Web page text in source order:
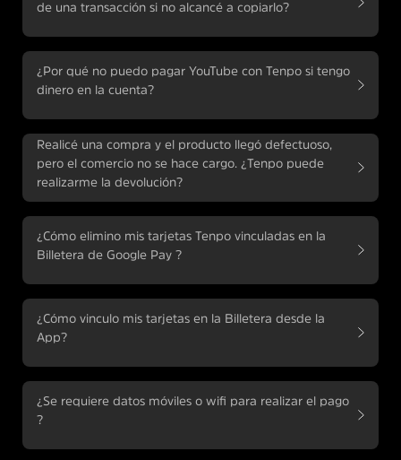
de una transacción si no alcancé a copiarlo?
¿Por qué no puedo pagar YouTube con Tenpo si tengo
dinero en la cuenta?
Realicé una compra y el producto llegó defectuoso,
pero el comercio no se hace cargo. ¿Tenpo puede
realizarme la devolución?
¿Cómo elimino mis tarjetas Tenpo vinculadas en la
Billetera de Google Pay ?
¿Cómo vinculo mis tarjetas en la Billetera desde la
App?
¿Se requiere datos móviles o wifi para realizar el pago
?